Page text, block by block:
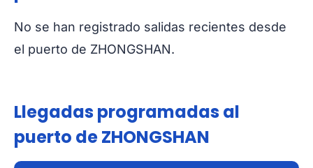
No se han registrado salidas recientes desde
el puerto de ZHONGSHAN.
Llegadas programadas al
puerto de ZHONGSHAN